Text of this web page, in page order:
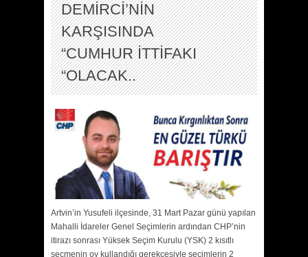
DEMİRCİ’NİN
KARŞISINDA
“CUMHUR İTTİFAKI
“OLACAK..
Artvin’in Yusufeli ilçesinde, 31 Mart Pazar günü yapılan
Mahalli İdareler Genel Seçimlerin ardından CHP’nin
itirazı sonrası Yüksek Seçim Kurulu (YSK) 2 kısıtlı
seçmenin oy kullandığı gerekçesiyle seçimlerin 2